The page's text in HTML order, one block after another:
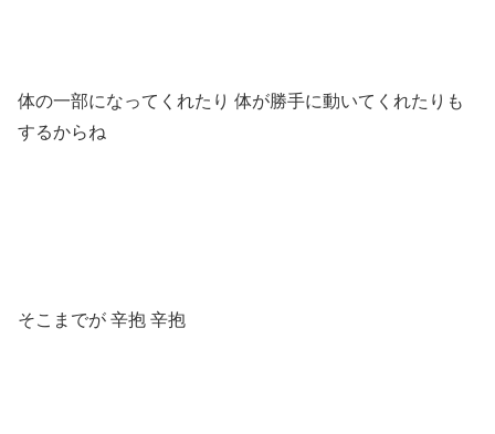
体の一部になってくれたり 体が勝手に動いてくれたりも
するからね
そこまでが 辛抱 辛抱